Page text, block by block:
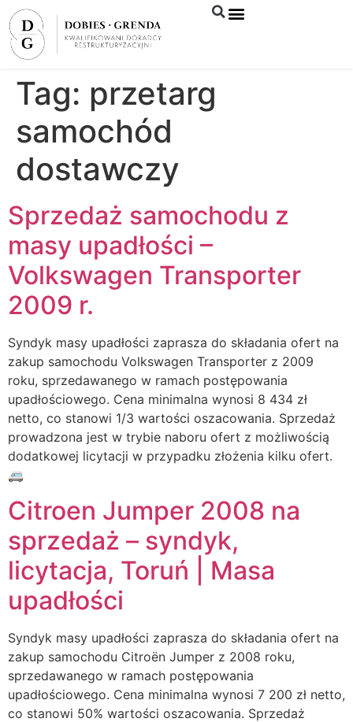
Tag: przetarg
samochód
dostawczy
Sprzedaż samochodu z
masy upadłości –
Volkswagen Transporter
2009 r.
Syndyk masy upadłości zaprasza do składania ofert na
zakup samochodu Volkswagen Transporter z 2009
roku, sprzedawanego w ramach postępowania
upadłościowego. Cena minimalna wynosi 8 434 zł
netto, co stanowi 1/3 wartości oszacowania. Sprzedaż
prowadzona jest w trybie naboru ofert z możliwością
dodatkowej licytacji w przypadku złożenia kilku ofert.
🚐
Citroen Jumper 2008 na
sprzedaż – syndyk,
licytacja, Toruń | Masa
upadłości
Syndyk masy upadłości zaprasza do składania ofert na
zakup samochodu Citroën Jumper z 2008 roku,
sprzedawanego w ramach postępowania
upadłościowego. Cena minimalna wynosi 7 200 zł netto,
co stanowi 50% wartości oszacowania. Sprzedaż